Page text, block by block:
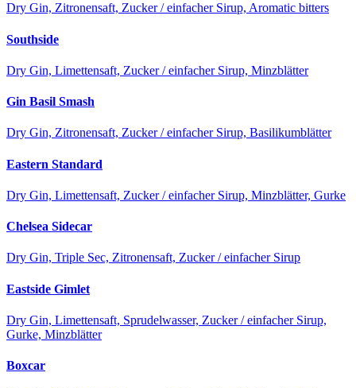
Dry Gin, Zitronensaft, Zucker / einfacher Sirup, Aromatic bitters
Southside
Dry Gin, Limettensaft, Zucker / einfacher Sirup, Minzblätter
Gin Basil Smash
Dry Gin, Zitronensaft, Zucker / einfacher Sirup, Basilikumblätter
Eastern Standard
Dry Gin, Limettensaft, Zucker / einfacher Sirup, Minzblätter, Gurke
Chelsea Sidecar
Dry Gin, Triple Sec, Zitronensaft, Zucker / einfacher Sirup
Eastside Gimlet
Dry Gin, Limettensaft, Sprudelwasser, Zucker / einfacher Sirup,
Gurke, Minzblätter
Boxcar